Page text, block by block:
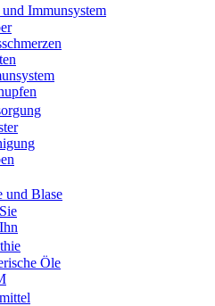
Immunsystem
und Blase
Öle